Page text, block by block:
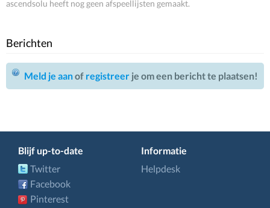
ascendsolu heeft nog geen afspeellijsten gemaakt.
Berichten
Meld je aanof registreer je om een bericht te plaatsen!
Blijf up-to-date
Twitter
Facebook
Pinterest
Informatie
Helpdesk